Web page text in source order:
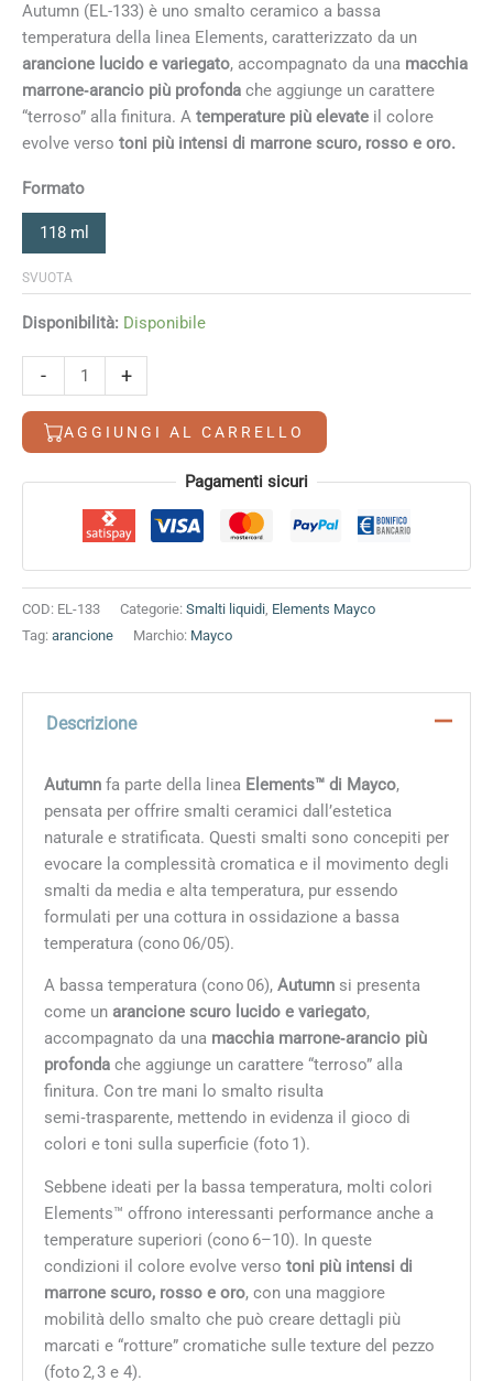
Autumn (EL-133) è uno smalto ceramico a bassa
temperatura della linea Elements, caratterizzato da un
arancione lucido e variegato, accompagnato da una macchia
marrone‑arancio più profonda che aggiunge un carattere
“terroso” alla finitura. A temperature più elevate il colore
evolve verso toni più intensi di marrone scuro, rosso e oro.
Formato
118 ml
SVUOTA
Disponibilità: Disponibile
-
quantità
+
AGGIUNGI AL CARRELLO
Alternative: Pagamenti sicuri
COD: EL-133 Categorie: Smalti liquidi Elements Mayco
Tag: arancione Marchio: Mayco
Descrizione
Autumnfa parte della linea Elements™ di Mayco,
pensata per offrire smalti ceramici dall’estetica
naturale e stratificata. Questi smalti sono concepiti per
evocare la complessità cromatica e il movimento degli
smalti da media e alta temperatura, pur essendo
formulati per una cottura in ossidazione a bassa
temperatura (cono 06/05).
A bassa temperatura (cono 06), Autumnsi presenta
come un arancione scuro lucido e variegato,
accompagnato da una macchia marrone‑arancio più
profondache aggiunge un carattere “terroso” alla
finitura. Con tre mani lo smalto risulta
semi‑trasparente, mettendo in evidenza il gioco di
colori e toni sulla superficie (foto 1).
Sebbene ideati per la bassa temperatura, molti colori
Elements™ offrono interessanti performance anche a
temperature superiori (cono 6–10). In queste
condizioni il colore evolve verso toni più intensi di
marrone scuro, rosso e oro, con una maggiore
mobilità dello smalto che può creare dettagli più
marcati e “rotture” cromatiche sulle texture del pezzo
(foto 2, 3 e 4).